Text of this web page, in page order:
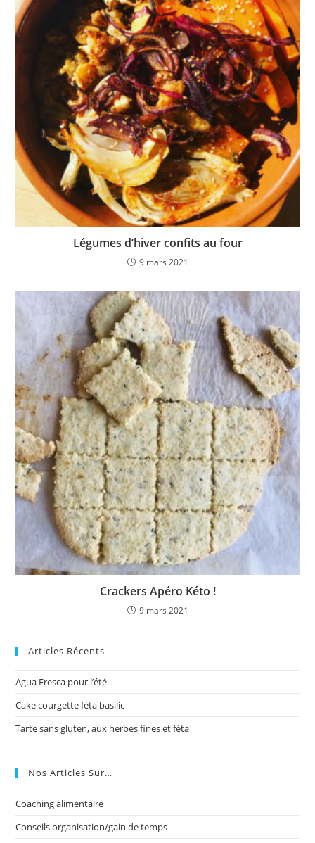
Légumes d’hiver confits au four
9 mars 2021
Crackers Apéro Kéto !
9 mars 2021
Articles Récents
Agua Fresca pour l’été
Cake courgette féta basilic
Tarte sans gluten, aux herbes fines et féta
Nos Articles Sur…
Coaching alimentaire
Conseils organisation/gain de temps